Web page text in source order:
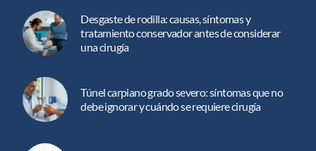
Desgaste de rodilla: causas, síntomas y
tratamiento conservador antes de considerar
una cirugía
Túnel carpiano grado severo: síntomas que no
debe ignorar y cuándo se requiere cirugía